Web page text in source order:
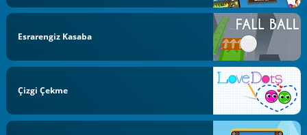
Esrarengiz Kasaba
Çizgi Çekme